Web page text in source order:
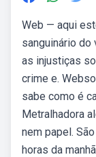
Web — aqui
sanguinário do
as injustiças
crime e.
sabe como é
Metralhadora
nem papel.
horas da